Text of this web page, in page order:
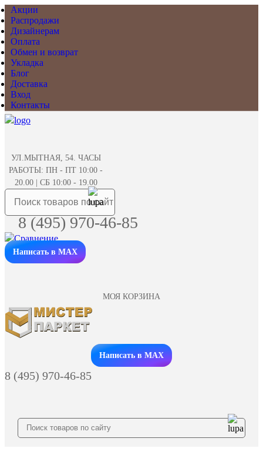
Акции
Распродажи
Дизайнерам
Оплата
Обмен и возврат
Укладка
Блог
Доставка
Вход
Контакты
УЛ.МЫТНАЯ, 54. ЧАСЫ
РАБОТЫ: ПН - ПТ 10:00 -
20.00 | СБ 10:00 - 19.00
8 (495) 970-46-85
Написать в MAX
МОЯ КОРЗИНА
Заказать звонок
Написать в MAX
8 (495) 970-46-85